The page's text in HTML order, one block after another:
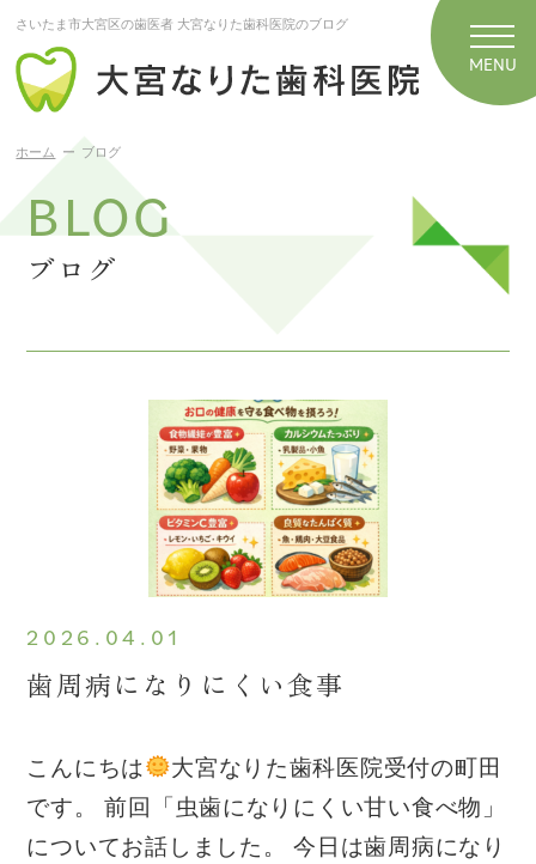
さいたま市大宮区の歯医者 大宮なりた歯科医院のブログ
ホーム ブログ
BLOG
ブログ
2026.04.01
歯周病になりにくい食事
こんにちは
大宮なりた歯科医院受付の町田
です。 前回「虫歯になりにくい甘い食べ物」
についてお話しました。 今日は歯周病になり